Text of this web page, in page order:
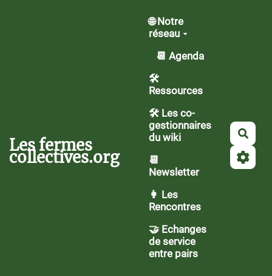
Les fermes
collectives.org
🌐 Notre
réseau
📆 Agenda
🛠️
Ressources
🛠 Les co-
gestionnaires
du wiki
📆
Newsletter
👩 Les
Rencontres
🤝 Echanges
de service
entre pairs